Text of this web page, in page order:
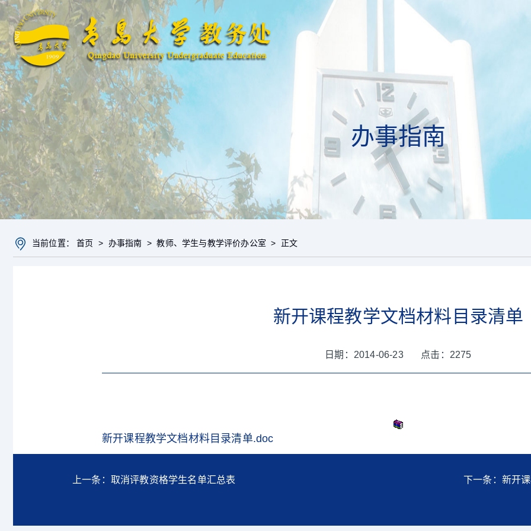
办事指南
当前位置：首页 > 办事指南 >教师、学生与教学评价办公室 > 正文
新开课程教学文档材料目录清单
日期：2014-06-23 点击： 2275
新开课程教学文档材料目录清单.doc
上一条：取消评教资格学生名单汇总表 下一条：新开